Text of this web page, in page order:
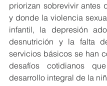
priorizan sobrevivir antes
y donde la violencia
infantil, la depresión
desnutrición y la falta
servicios básicos se han
desafíos cotidianos
desarrollo integral de la